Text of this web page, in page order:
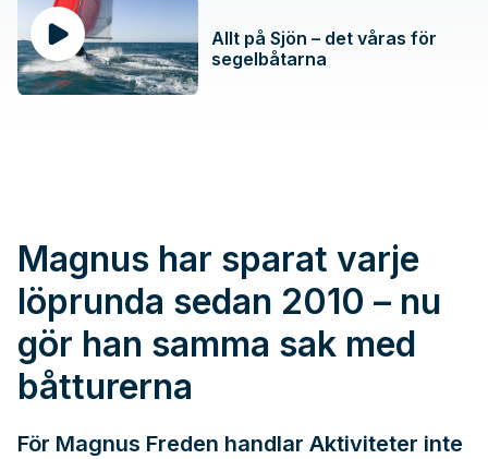
Allt på Sjön – det våras för
segelbåtarna
Magnus har sparat varje
löprunda sedan 2010 – nu
gör han samma sak med
båtturerna
För Magnus Freden handlar Aktiviteter inte